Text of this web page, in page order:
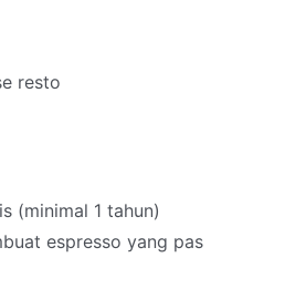
resto
(minimal 1 tahun)
espresso yang pas